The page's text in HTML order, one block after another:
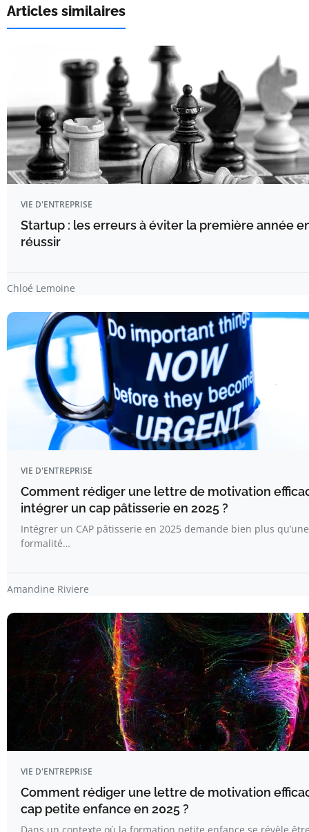
Articles similaires
VIE D'ENTREPRISE
Startup : les erreurs à éviter la première année
réussir
Chloé Lemoine
VIE D'ENTREPRISE
Comment rédiger une lettre de motivation
intégrer un cap pâtisserie en 2025 ?
Intégrer un CAP pâtisserie en 2025 demande bien plus
formalité…
Amandine Riviere
VIE D'ENTREPRISE
Comment rédiger une lettre de motivation
cap petite enfance en 2025 ?
Dans un contexte où la formation petite enfance se révèle